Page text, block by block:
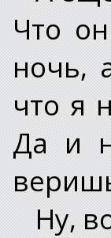
Что
ночь,
что я
Да и
Ну,